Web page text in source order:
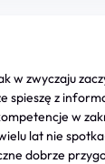
w zwyczaju
spieszę z
w
lat nie
dobrze